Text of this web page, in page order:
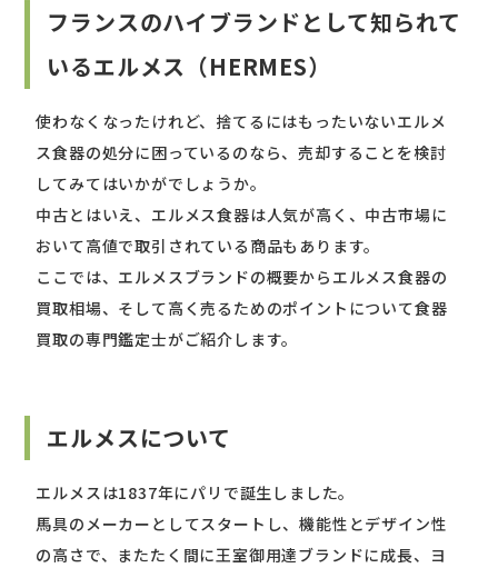
フランスのハイブランドとして知られて
いるエルメス（HERMES）
使わなくなったけれど、捨てるにはもったいないエルメ
ス食器の処分に困っているのなら、売却することを検討
してみてはいかがでしょうか。
中古とはいえ、エルメス食器は人気が高く、中古市場に
おいて高値で取引されている商品もあります。
ここでは、エルメスブランドの概要からエルメス食器の
買取相場、そして高く売るためのポイントについて食器
買取の専門鑑定士がご紹介します。
エルメスについて
エルメスは1837年にパリで誕生しました。
馬具のメーカーとしてスタートし、機能性とデザイン性
の高さで、またたく間に王室御用達ブランドに成長、ヨ